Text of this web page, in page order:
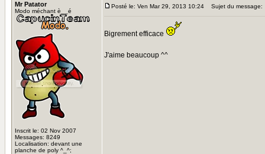
Mr Patator
Modo méchant è__é
Inscrit le: 02 Nov 2007
Messages: 8249
Localisation: devant une
planche de poly ^_^;
Posté le: Ven Mar 29, 2013 10:24 Sujet du message:
Bigrement efficace
J'aime beaucoup ^^